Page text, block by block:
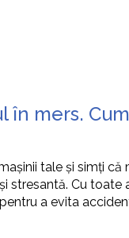
în mers.
tale și simți
stresantă. Cu
a evita